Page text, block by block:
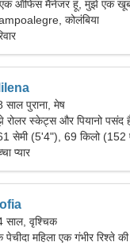
ऑफिस मैनेजर हूं, मुझे एक
कोलंबिया
साल पुराना, मेष
रोलर स्केट्स और पियानो पसंद
सेमी (5'4"), 69 किलो (152
प्यार
साल, वृश्चिक
पेचीदा महिला एक गंभीर रिश्ते